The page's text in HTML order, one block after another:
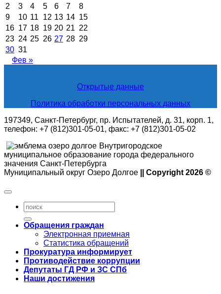
2
3 4 5 6 7
8
9
10 11 12 13 14 15
16 17 18 19 20 21 22
23 24 25 26 27 28 29
30 31
Фев »
Открытые данные
Политика обработки персональных данных
197349, Санкт-Петербург, пр. Испытателей, д. 31, корп. 1,
телефон: +7 (812)301-05-01, факс: +7 (812)301-05-02
Внутригородское
муниципальное образование города федерального
значения Санкт-Петербурга
Муниципальный округ Озеро Долгое
|| Copyright 2026 ©
Обращения граждан
Электронная приемная
Статистика обращений
Прокуратура информирует
Противодействие коррупции
Депутаты ГД РФ и ЗС СПб
Наши достижения